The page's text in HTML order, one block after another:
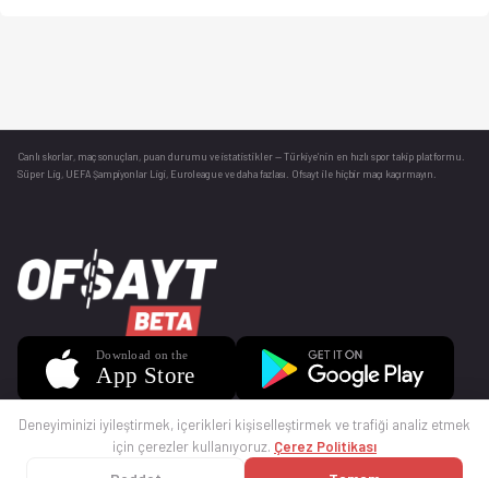
Canlı skorlar , maç sonuçları, puan durumu ve istatistikler — Türkiye’nin en hızlı spor takip platformu.
Süper Lig, UEFA Şampiyonlar Ligi, Euroleague ve daha fazlası. Ofsayt ile hiçbir maçı kaçırmayın.
Deneyiminizi iyileştirmek, içerikleri kişiselleştirmek ve trafiği analiz etmek
için çerezler kullanıyoruz. Çerez Politikası